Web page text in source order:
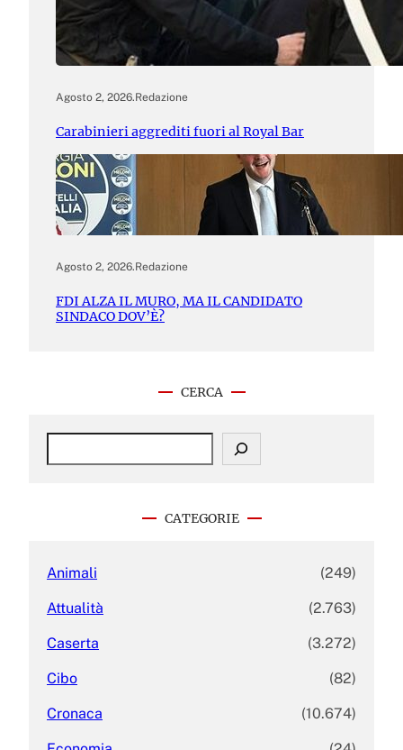
Agosto 2, 2026.Redazione
Carabinieri aggrediti fuori al Royal Bar
Agosto 2, 2026.Redazione
FDI ALZA IL MURO, MA IL CANDIDATO
SINDACO DOV’È?
CERCA
S
CATEGORIE
Animali (249)
Attualità (2.763)
Caserta (3.272)
Cibo (82)
Cronaca (10.674)